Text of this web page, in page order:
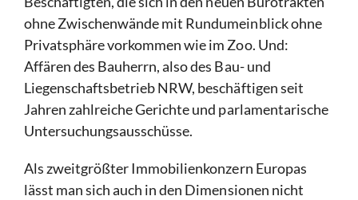
ohne Zwischenwände mit Rundumeinblick ohne
Privatsphäre vorkommen wie im Zoo. Und:
Affären des Bauherrn, also des Bau- und
Liegenschaftsbetrieb NRW, beschäftigen seit
Jahren zahlreiche Gerichte und parlamentarische
Untersuchungsausschüsse.
Als zweitgrößter Immobilienkonzern Europas
lässt man sich auch in den Dimensionen nicht